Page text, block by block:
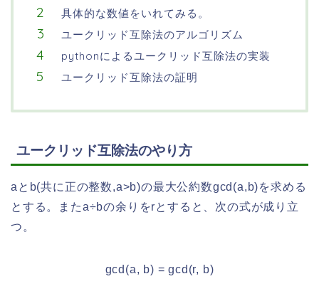
具体的な数値をいれてみる。
ユークリッド互除法のアルゴリズム
pythonによるユークリッド互除法の実装
ユークリッド互除法の証明
ユークリッド互除法のやり方
aとb(共に正の整数,a>b)の最大公約数gcd(a,b)を求める
とする。またa÷bの余りをrとすると、次の式が成り立
つ。
gcd(a, b) = gcd(r, b)